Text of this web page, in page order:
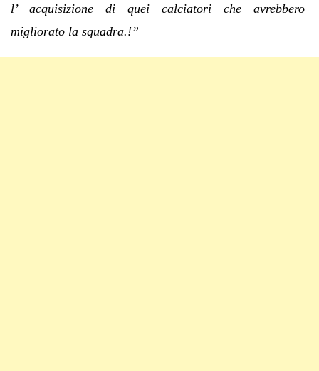
l’ acquisizione di quei calciatori che avrebbero
migliorato la squadra.!”